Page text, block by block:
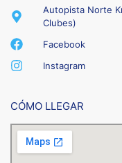
Autopista Norte
Clubes)
Facebook
Instagram
CÓMO LLEGAR